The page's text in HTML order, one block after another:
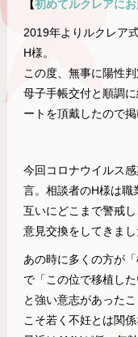
【初めてルクレアに
2019年よりルクレア
H様。
この度、無事に陽性
母子手帳交付と順調
ートを頂戴したので
今回コロナウイルス
言。相談者のH様は職
互いにどこまで警戒
意見交換をしてきまし
あの時に多くの方が
で「この位で移植し
と強い意志があった
こそ若く不妊とは関